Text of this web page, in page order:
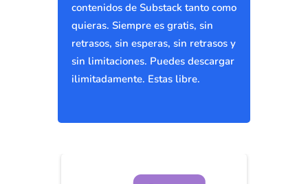
contenidos de Substack tanto como
quieras. Siempre es gratis, sin
retrasos, sin esperas, sin retrasos y
sin limitaciones. Puedes descargar
ilimitadamente. Estas libre.